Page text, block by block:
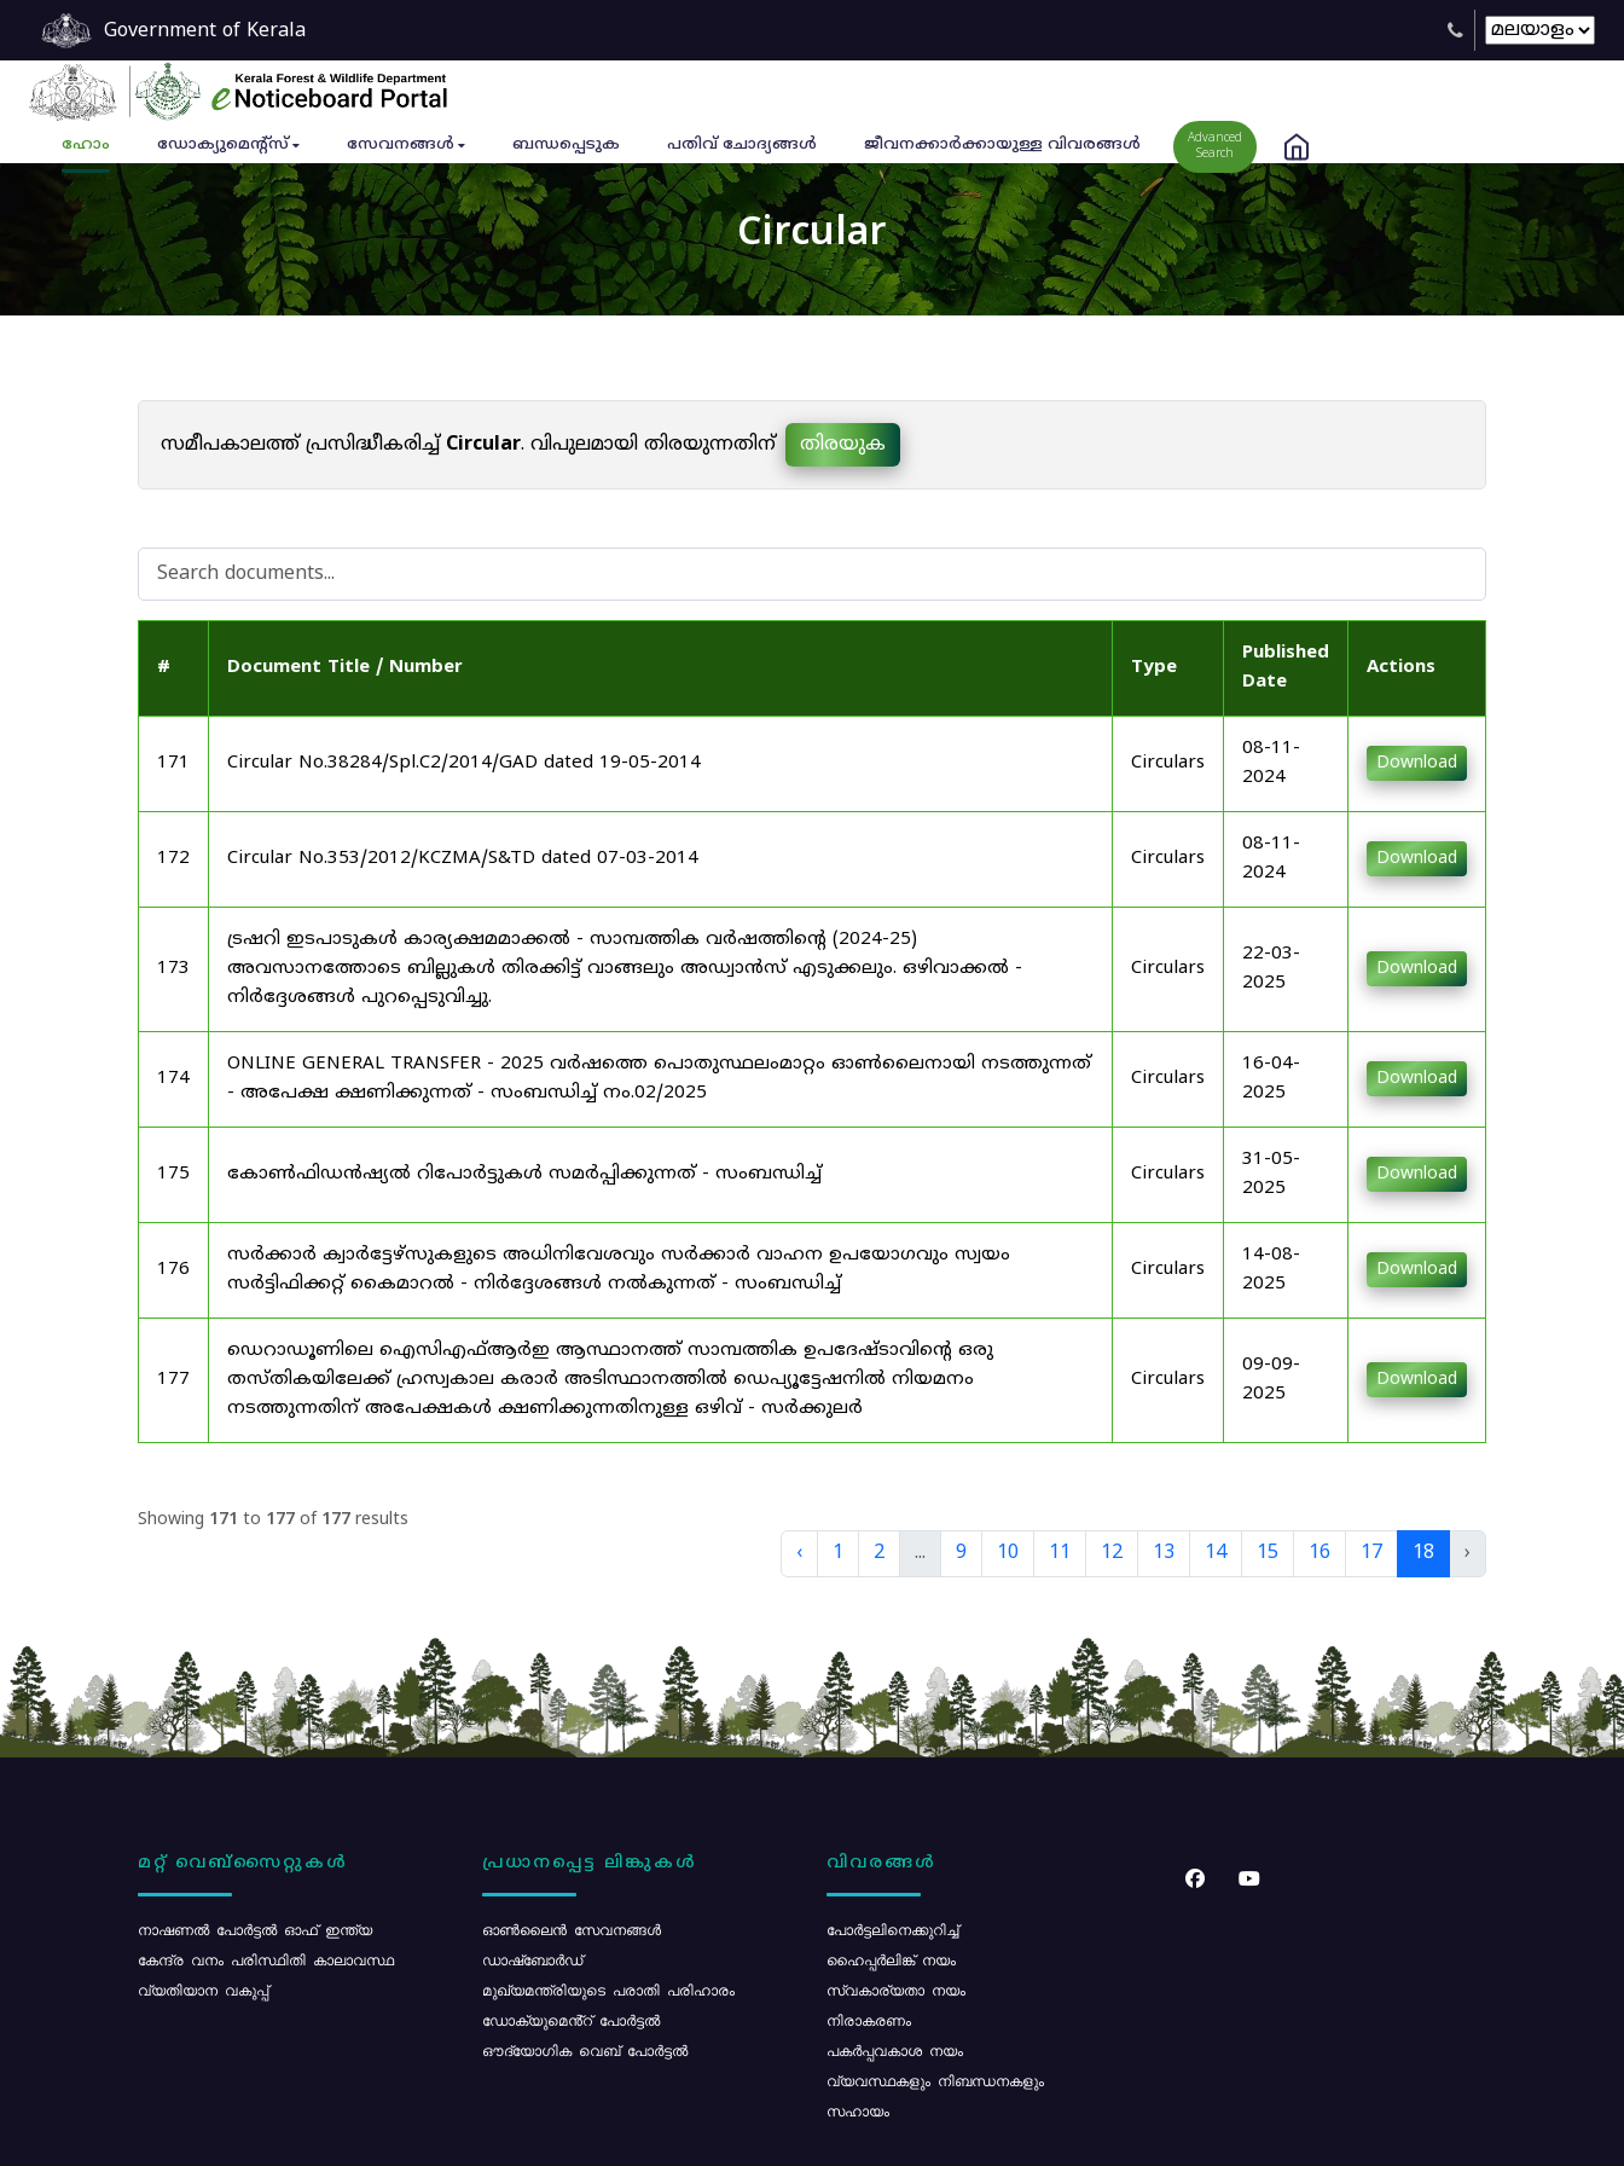
Government of Kerala
ഹോം ഡോക്യുമെൻ്റ്സ് സേവനങ്ങൾ ബന്ധപ്പെടുക പതിവ് ചോദ്യങ്ങൾ ജീവനക്കാര്‍ക്കായുള്ള വിവരങ്ങള്‍
Advanced
Search
Circular
സമീപകാലത്ത് പ്രസിദ്ധീകരിച്ച്Circular. വിപുലമായി തിരയുന്നതിന് തിരയുക
# Document Title / Number Type
Published
Date
Actions
171 Circular No.38284/Spl.C2/2014/GAD dated 19-05-2014 Circulars
08-11-
2024
Download
172 Circular No.353/2012/KCZMA/S&TD dated 07-03-2014 Circulars
08-11-
2024
Download
173
ട്രഷറി ഇടപാടുകൾ കാര്യക്ഷമമാക്കൽ - സാമ്പത്തിക വർഷത്തിന്റെ (2024-25)
അവസാനത്തോടെ ബില്ലുകൾ തിരക്കിട്ട് വാങ്ങലും അഡ്വാൻസ് എടുക്കലും. ഒഴിവാക്കൽ -
നിർദ്ദേശങ്ങൾ പുറപ്പെടുവിച്ചു.
Circulars
22-03-
2025
Download
174
ONLINE GENERAL TRANSFER - 2025 വർഷത്തെ പൊതുസ്ഥലംമാറ്റം ഓൺലൈനായി നടത്തുന്നത്
- അപേക്ഷ ക്ഷണിക്കുന്നത് - സംബന്ധിച്ച് നം.02/2025
Circulars
16-04-
2025
Download
175 കോൺഫിഡൻഷ്യൽ റിപോർട്ടുകൾ സമർപ്പിക്കുന്നത് - സംബന്ധിച്ച് Circulars
31-05-
2025
Download
176
സർക്കാർ ക്വാർട്ടേഴ്സുകളുടെ അധിനിവേശവും സർക്കാർ വാഹന ഉപയോഗവും സ്വയം
സർട്ടിഫിക്കറ്റ് കൈമാറൽ - നിർദ്ദേശങ്ങൾ നൽകുന്നത് - സംബന്ധിച്ച്
Circulars
14-08-
2025
Download
177
ഡെറാഡൂണിലെ ഐസിഎഫ്ആർഇ ആസ്ഥാനത്ത് സാമ്പത്തിക ഉപദേഷ്ടാവിന്റെ ഒരു
തസ്തികയിലേക്ക് ഹ്രസ്വകാല കരാർ അടിസ്ഥാനത്തിൽ ഡെപ്യൂട്ടേഷനിൽ നിയമനം
നടത്തുന്നതിന് അപേക്ഷകൾ ക്ഷണിക്കുന്നതിനുള്ള ഒഴിവ് - സർക്കുലർ
Circulars
09-09-
2025
Download
Showing 171 to 177 of 177 results
‹ 1 2 ... 9 10 11 12 13 14 15 16 17 18 ›
മറ്റ് വെബ്സൈറ്റുകൾ
നാഷണൽ പോർട്ടൽ ഓഫ് ഇന്ത്യ
കേന്ദ്ര വനം പരിസ്ഥിതി കാലാവസ്ഥ
വ്യതിയാന വകുപ്പ്
പ്രധാനപ്പെട്ട ലിങ്കുകൾ
ഓൺലൈൻ സേവനങ്ങൾ
ഡാഷ്ബോർഡ്
മുഖ്യമന്ത്രിയുടെ പരാതി പരിഹാരം
ഡോക്യുമെൻ്റ് പോർട്ടൽ
ഔദ്യോഗിക വെബ് പോർട്ടൽ
വിവരങ്ങൾ
പോര്‍ട്ടലിനെക്കുറിച്ച്
ഹൈപ്പർലിങ്ക് നയം
സ്വകാര്യതാ നയം
നിരാകരണം
പകർപ്പവകാശ നയം
വ്യവസ്ഥകളും നിബന്ധനകളും
സഹായം